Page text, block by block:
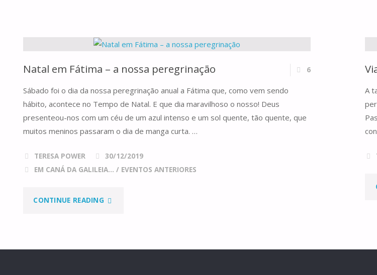
DOMINGO,
DIA
3
DE
ABRIL"
Natal em Fátima – a nossa peregrinação 6
Sábado foi o dia da nossa peregrinação anual a Fátima que, como vem sendo
hábito, acontece no Tempo de Natal. E que dia maravilhoso o nosso! Deus
presenteou-nos com um céu de um azul intenso e um sol quente, tão quente, que
muitos meninos passaram o dia de manga curta. …
TERESA POWER
30/12/2019
EM CANÁ DA GALILEIA... / EVENTOS ANTERIORES
CONTINUE READING "NATAL
A